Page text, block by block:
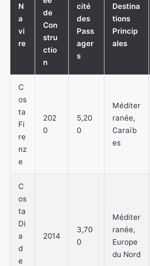
N
a
vi
re
de
Con
stru
ctio
n
cité
des
Pass
ager
s
Destina
tions
Princip
ales
C
os
ta
Fi
re
nz
e
202
0
5,20
0
Méditer
ranée,
Caraïb
es
C
os
ta
Di
a
d
e
2014
3,70
0
Méditer
ranée,
Europe
du Nord